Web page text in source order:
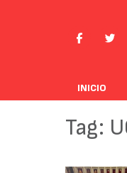
INICIO
Tag: